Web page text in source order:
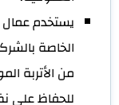
يستخدم
الخاصة
من الأتربة
للحفاظ على